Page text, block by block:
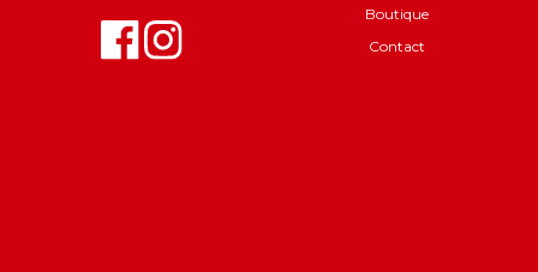
Boutique
Contact